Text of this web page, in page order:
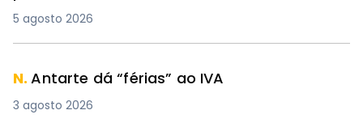
5 agosto 2026
N.Antarte dá “férias” ao IVA
3 agosto 2026